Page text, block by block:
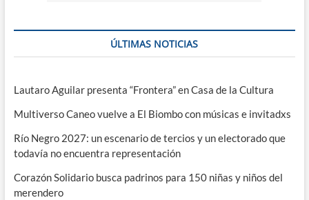
ÚLTIMAS NOTICIAS
Lautaro Aguilar presenta “Frontera” en Casa de la Cultura
Multiverso Caneo vuelve a El Biombo con músicas e invitadxs
Río Negro 2027: un escenario de tercios y un electorado que
todavía no encuentra representación
Corazón Solidario busca padrinos para 150 niñas y niños del
merendero